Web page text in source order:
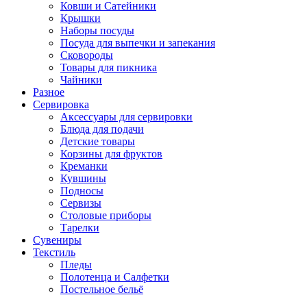
Ковши и Сатейники
Крышки
Наборы посуды
Посуда для выпечки и запекания
Сковороды
Товары для пикника
Чайники
Разное
Сервировка
Аксессуары для сервировки
Блюда для подачи
Детские товары
Корзины для фруктов
Креманки
Кувшины
Подносы
Сервизы
Столовые приборы
Тарелки
Сувениры
Текстиль
Пледы
Полотенца и Салфетки
Постельное бельё